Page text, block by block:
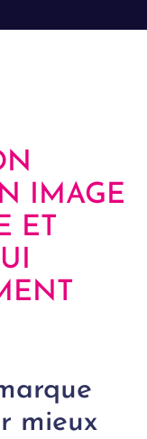
IMAGE
ET
mieux